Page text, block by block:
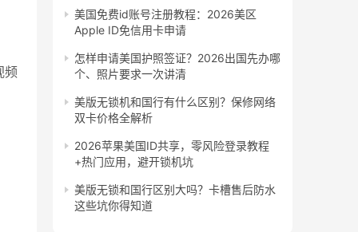
频
美国免费id账号注册教程：2026美区
Apple ID免信用卡申请
怎样申请美国护照签证？2026出国先办哪
个、照片要求一次讲清
美版无锁机和国行有什么区别？保修网络
双卡价格全解析
2026苹果美国ID共享，零风险登录教程
+热门应用，避开锁机坑
美版无锁和国行区别大吗？卡槽售后防水
这些坑你得知道